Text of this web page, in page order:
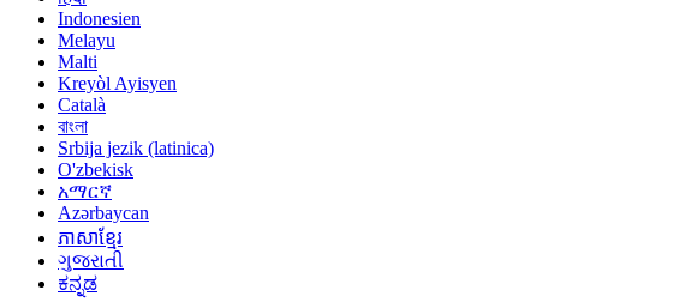
Indonesien
Melayu
Malti
Kreyòl Ayisyen
Català
বাংলা
Srbija jezik (latinica)
O'zbekisk
አማርኛ
Azərbaycan
ភាសាខ្មែរ
ગુજરાતી
ಕನ್ನಡ